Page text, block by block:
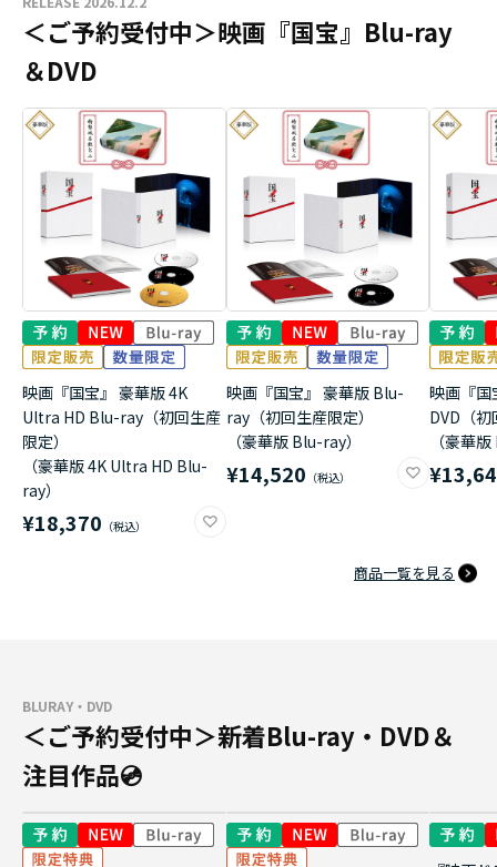
＜ご予約受付中＞映画『国宝』Blu-ray
＆DVD
映画『国宝』 豪華版 4K
Ultra HD Blu-ray（初回生産
限定）
（豪華版 4K Ultra HD Blu-
ray）
¥18,370
映画『国宝』 豪華版 Blu-
ray（初回生産限定）
（豪華版 Blu-ray）
¥14,520
映画『国
DVD（
（豪華
商品一覧を見る
BLURAY・DVD
＜ご予約受付中＞新着Blu-ray・DVD＆
注目作品💿